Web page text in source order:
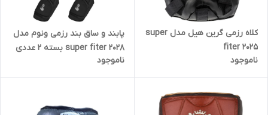
کلاه رزمی گرین هیل مدل super
fiter 2025
ناموجود
پابند و ساق بند رزمی ونوم مدل
super fiter 2028 بسته 2 عددی
ناموجود